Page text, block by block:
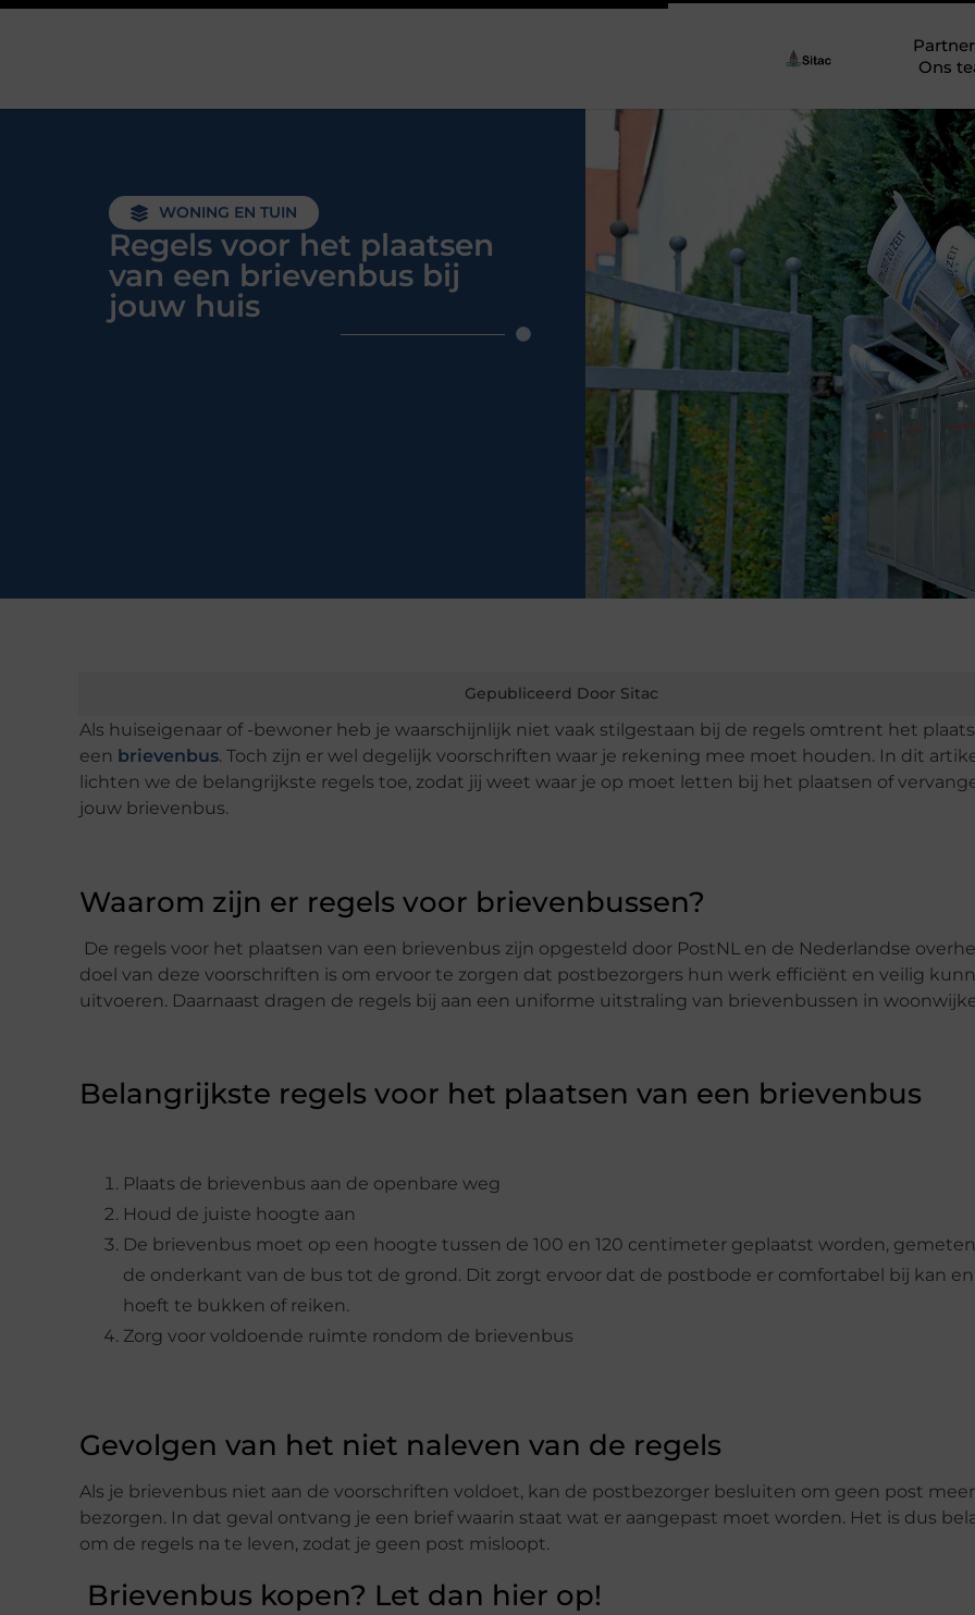
Ons
WONING EN TUIN
Regels voor het plaatsen
van een brievenbus bij
jouw huis
Gepubliceerd Door Sitac
Als huiseigenaar of -bewoner heb je waarschijnlijk niet vaak stilgestaan bij de regels omtrent het
een brievenbus. Toch zijn er wel degelijk voorschriften waar je rekening mee moet houden. In dit
lichten we de belangrijkste regels toe, zodat jij weet waar je op moet letten bij het plaatsen of
jouw brievenbus.
Waarom zijn er regels voor brievenbussen?
De regels voor het plaatsen van een brievenbus zijn opgesteld door PostNL en de Nederlandse
doel van deze voorschriften is om ervoor te zorgen dat postbezorgers hun werk efficiënt en veilig
uitvoeren. Daarnaast dragen de regels bij aan een uniforme uitstraling van brievenbussen in
Belangrijkste regels voor het plaatsen van een brievenbus
Plaats de brievenbus aan de openbare weg
Houd de juiste hoogte aan
De brievenbus moet op een hoogte tussen de 100 en 120 centimeter geplaatst worden,
de onderkant van de bus tot de grond. Dit zorgt ervoor dat de postbode er comfortabel bij kan
hoeft te bukken of reiken.
Zorg voor voldoende ruimte rondom de brievenbus
Gevolgen van het niet naleven van de regels
Als je brievenbus niet aan de voorschriften voldoet, kan de postbezorger besluiten om geen post
bezorgen. In dat geval ontvang je een brief waarin staat wat er aangepast moet worden. Het is dus
om de regels na te leven, zodat je geen post misloopt.
Brievenbus kopen? Let dan hier op!